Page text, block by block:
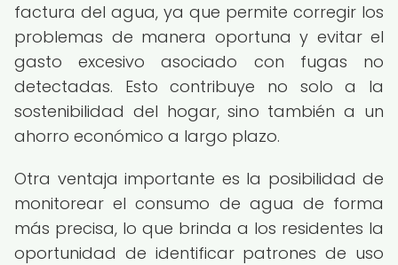
factura del agua, ya que permite corregir los
problemas de manera oportuna y evitar el
gasto excesivo asociado con fugas no
detectadas. Esto contribuye no solo a la
sostenibilidad del hogar, sino también a un
ahorro económico a largo plazo.
Otra ventaja importante es la posibilidad de
monitorear el consumo de agua de forma
más precisa, lo que brinda a los residentes la
oportunidad de identificar patrones de uso